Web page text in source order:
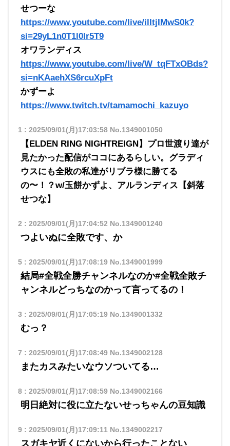
せつーな
https://www.youtube.com/live/ilItjIMwS0k?
si=29yL1n0T1l0lr5T9
オワランディス
https://www.youtube.com/live/W_tqFTxOBds?
si=nKAaehXS6rcuXpFt
かずーよ
https://www.twitch.tv/tamamochi_kazuyo
1: 2025/09/01(月)17:03:58No.1349001050
【ELDEN RING NIGHTREIGN】プロ世渡り達が
見たかった配信がココにあるらしい。グラディ
ウスにも全敗の私達がリブラ様に勝てる
の〜！？w/玉餅かずよ、アルランディス【斜落
せつな】
2 : 2025/09/01(月)17:04:52 No.1349001240
つよいぬに全敗です、か
5: 2025/09/01(月)17:08:19No.1349001999
結局#全戦全勝チャンネルなのか#全戦全敗チ
ャンネルどっちなのかって言ってるの！
3 : 2025/09/01(月)17:05:19No.1349001332
むっ？
7 : 2025/09/01(月)17:08:49No.1349002128
またカスみたいなウソついてる…
8: 2025/09/01(月)17:08:59No.1349002166
明日絶対に役に立たないせっちゃんの豆知識
9: 2025/09/01(月)17:09:11No.1349002217
スガキヤ近くにないから行ったことない